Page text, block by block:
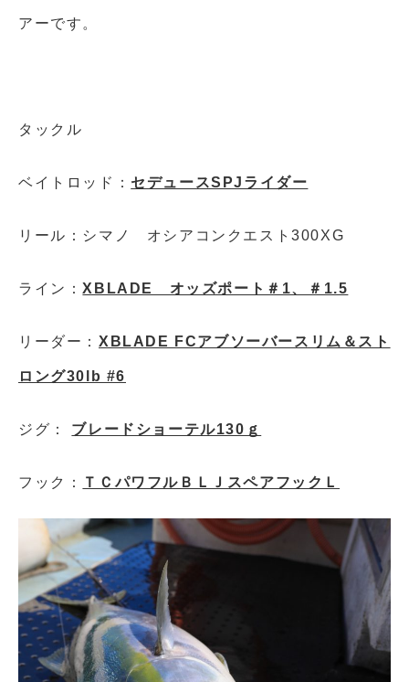
アーです。
タックル
ベイトロッド： セデュースSPJライダー
リール：シマノ オシアコンクエスト300XG
ライン：XBLADE オッズポート＃1、＃1.5
リーダー： XBLADE FCアブソーバースリム＆スト
ロング30lb #6
ジグ： ブレードショーテル130ｇ
フック： ＴＣパワフルＢＬＪスペアフックＬ